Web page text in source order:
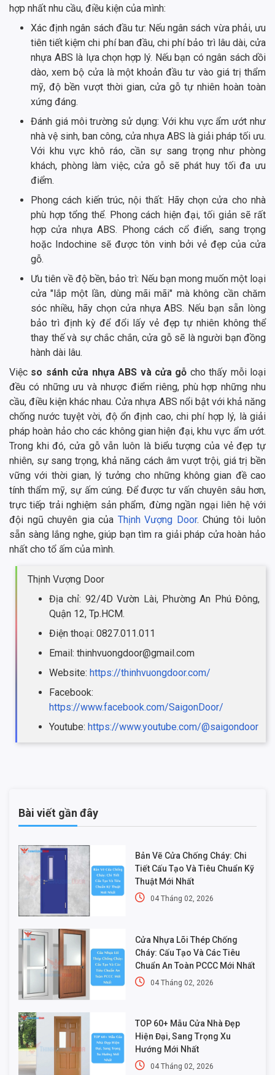
hợp nhất nhu cầu, điều kiện của mình:
Xác định ngân sách đầu tư: Nếu ngân sách vừa phải, ưu
tiên tiết kiệm chi phí ban đầu, chi phí bảo trì lâu dài, cửa
nhựa ABS là lựa chọn hợp lý. Nếu bạn có ngân sách dồi
dào, xem bộ cửa là một khoản đầu tư vào giá trị thẩm
mỹ, độ bền vượt thời gian, cửa gỗ tự nhiên hoàn toàn
xứng đáng.
Đánh giá môi trường sử dụng: Với khu vực ẩm ướt như
nhà vệ sinh, ban công, cửa nhựa ABS là giải pháp tối ưu.
Với khu vực khô ráo, cần sự sang trọng như phòng
khách, phòng làm việc, cửa gỗ sẽ phát huy tối đa ưu
điểm.
Phong cách kiến trúc, nội thất: Hãy chọn cửa cho nhà
phù hợp tổng thể. Phong cách hiện đại, tối giản sẽ rất
hợp cửa nhựa ABS. Phong cách cổ điển, sang trọng
hoặc Indochine sẽ được tôn vinh bởi vẻ đẹp của cửa
gỗ.
Ưu tiên về độ bền, bảo trì: Nếu bạn mong muốn một loại
cửa "lắp một lần, dùng mãi mãi" mà không cần chăm
sóc nhiều, hãy chọn cửa nhựa ABS. Nếu bạn sẵn lòng
bảo trì định kỳ để đổi lấy vẻ đẹp tự nhiên không thể
thay thế và sự chắc chắn, cửa gỗ sẽ là người bạn đồng
hành dài lâu.
Việc so sánh cửa nhựa ABS và cửa gỗ cho thấy mỗi loại
đều có những ưu và nhược điểm riêng, phù hợp những nhu
cầu, điều kiện khác nhau. Cửa nhựa ABS nổi bật với khả năng
chống nước tuyệt vời, độ ổn định cao, chi phí hợp lý, là giải
pháp hoàn hảo cho các không gian hiện đại, khu vực ẩm ướt.
Trong khi đó, cửa gỗ vẫn luôn là biểu tượng của vẻ đẹp tự
nhiên, sự sang trọng, khả năng cách âm vượt trội, giá trị bền
vững với thời gian, lý tưởng cho những không gian đề cao
tính thẩm mỹ, sự ấm cúng. Để được tư vấn chuyên sâu hơn,
trực tiếp trải nghiệm sản phẩm, đừng ngần ngại liên hệ với
đội ngũ chuyên gia của Thịnh Vượng Door. Chúng tôi luôn
sẵn sàng lắng nghe, giúp bạn tìm ra giải pháp cửa hoàn hảo
nhất cho tổ ấm của mình.
Thịnh Vượng Door
Địa chỉ: 92/4D Vườn Lài, Phường An Phú Đông,
Quận 12, Tp.HCM.
Điện thoại: 0827.011.011
Email: thinhvuongdoor@gmail.com
Website: https://thinhvuongdoor.com/
Facebook:
https://www.facebook.com/SaigonDoor/
Youtube: https://www.youtube.com/@saigondoor
Bài viết gần đây
Bản Vẽ Cửa Chống Cháy: Chi
Tiết Cấu Tạo Và Tiêu Chuẩn Kỹ
Thuật Mới Nhất
04 Tháng 02, 2026
Cửa Nhựa Lõi Thép Chống
Cháy: Cấu Tạo Và Các Tiêu
Chuẩn An Toàn PCCC Mới Nhất
04 Tháng 02, 2026
TOP 60+ Mẫu Cửa Nhà Đẹp
Hiện Đại, Sang Trọng Xu
Hướng Mới Nhất
04 Tháng 02, 2026